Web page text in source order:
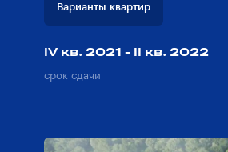
Варианты квартир
IV кв. 2021 - II кв. 2022
срок сдачи